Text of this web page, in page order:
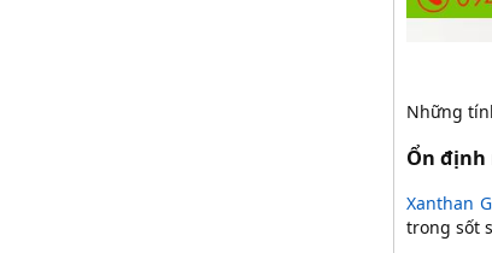
Những
Ổn
Xanthan
trong sốt